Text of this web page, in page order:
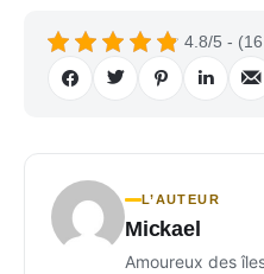
4.8/5 -
L’AUTEUR
Mickael
Amoureux des